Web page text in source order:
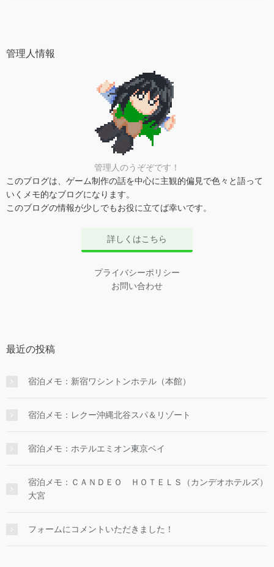
管理人情報
管理人のうぞぞです！
このブログは、ゲーム制作の話を中心に主観的偏見で色々と語って
いくメモ的なブログになります。
このブログの情報が少しでもお役に立てば幸いです。
詳しくはこちら
プライバシーポリシー
お問い合わせ
最近の投稿
宿泊メモ：新宿ワシントンホテル（本館）
宿泊メモ：レクー沖縄北谷スパ＆リゾート
宿泊メモ：ホテルエミオン東京ベイ
宿泊メモ：ＣＡＮＤＥＯ ＨＯＴＥＬＳ（カンデオホテルズ）
大宮
フォームにコメントいただきました！